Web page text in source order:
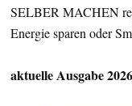
SELBER MACHEN
Energie sparen oder
aktuelle Ausgabe